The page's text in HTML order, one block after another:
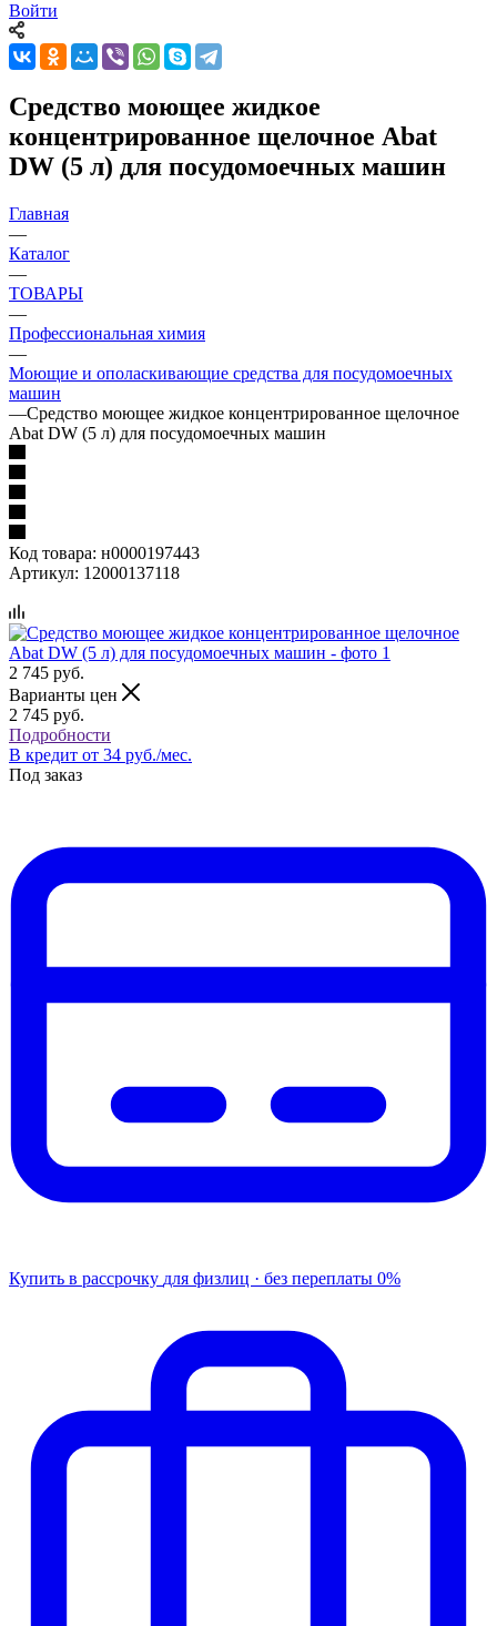
Войти
Средство моющее жидкое
концентрированное щелочное Abat
DW (5 л) для посудомоечных машин
Главная
—
Каталог
—
ТОВАРЫ
—
Профессиональная химия
—
Моющие и ополаскивающие средства для посудомоечных
машин
—Средство моющее жидкое концентрированное щелочное
Abat DW (5 л) для посудомоечных машин
Код товара: н0000197443
Артикул: 12000137118
2 745 руб.
Варианты цен
2 745 руб.
Подробности
В кредит от 34 руб./мес.
Под заказ
Купить в рассрочку для физлиц · без переплаты 0%